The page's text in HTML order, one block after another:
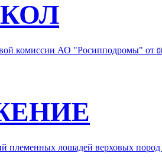
комиссии АО "Росипподромы" от
племенных лошадей верховых